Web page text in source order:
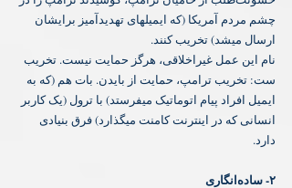
چشم مردم آمریکا (که ایمیلهای تهدیدآمیز برایشان
ارسال میشد) تخریب کنند.
‏نام این عمل غیراخلاقی، هرگز حمایت نیست. تخریب
ست: تخریب ترامپ، حمایت از بایدن. بات هم (که به
ایمیل افراد پیام اتوماتیک میفرستد) با ترول (یک کاربر
انسانی که در اینترنت کامنت میگذارد) فرق بنیادی
دارد.